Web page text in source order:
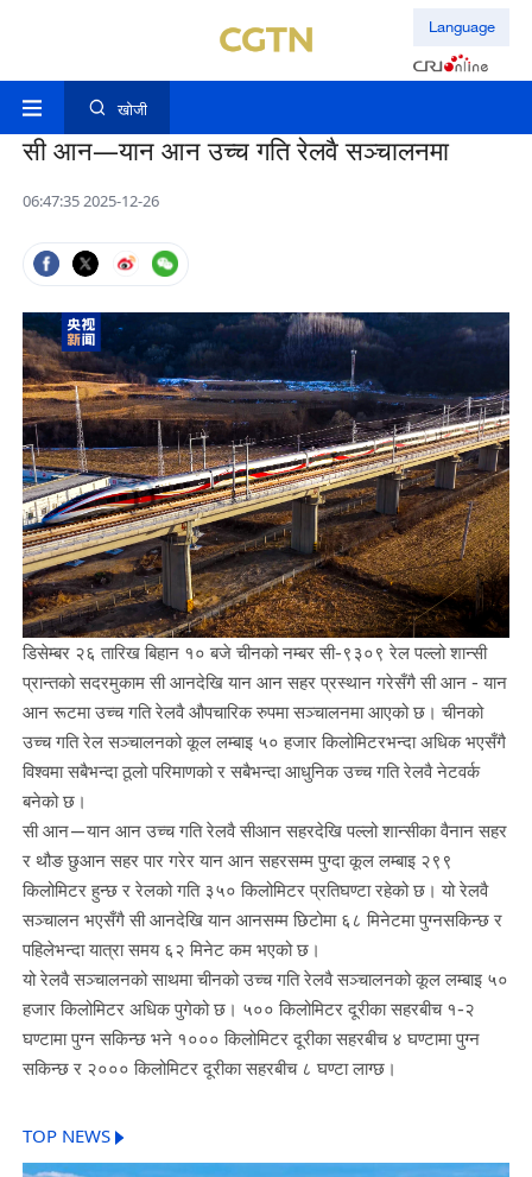
Language
खोजी
सी आन—यान आन उच्च गति रेलवै सञ्चालनमा
06:47:35 2025-12-26
डिसेम्बर २६ तारिख बिहान १० बजे चीनको नम्बर सी-९३०९ रेल पल्लो शान्सी
प्रान्तको सदरमुकाम सी आनदेखि यान आन सहर प्रस्थान गरेसँगै सी आन - यान
आन रूटमा उच्च गति रेलवै औपचारिक रुपमा सञ्चालनमा आएको छ। चीनको
उच्च गति रेल सञ्चालनको कूल लम्बाइ ५० हजार किलोमिटरभन्दा अधिक भएसँगै
विश्वमा सबैभन्दा ठूलो परिमाणको र सबैभन्दा आधुनिक उच्च गति रेलवै नेटवर्क
बनेको छ।
सी आन—यान आन उच्च गति रेलवै सीआन सहरदेखि पल्लो शान्सीका वैनान सहर
र थौङ छुआन सहर पार गरेर यान आन सहरसम्म पुग्दा कूल लम्बाइ २९९
किलोमिटर हुन्छ र रेलको गति ३५० किलोमिटर प्रतिघण्टा रहेको छ। यो रेलवै
सञ्चालन भएसँगै सी आनदेखि यान आनसम्म छिटोमा ६८ मिनेटमा पुग्नसकिन्छ र
पहिलेभन्दा यात्रा समय ६२ मिनेट कम भएको छ।
यो रेलवै सञ्चालनको साथमा चीनको उच्च गति रेलवै सञ्चालनको कूल लम्बाइ ५०
हजार किलोमिटर अधिक पुगेको छ। ५०० किलोमिटर दूरीका सहरबीच १-२
घण्टामा पुग्न सकिन्छ भने १००० किलोमिटर दूरीका सहरबीच ४ घण्टामा पुग्न
सकिन्छ र २००० किलोमिटर दूरीका सहरबीच ८ घण्टा लाग्छ।
TOP NEWS